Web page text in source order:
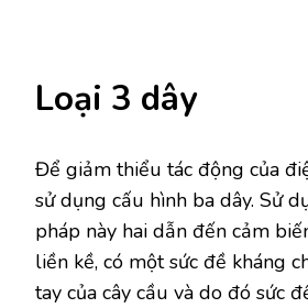
Loại 3 dây
Để giảm thiểu tác động của
sử dụng cấu hình ba dây. Sử
pháp này hai dẫn đến cảm
liền kề, có một sức đề kháng
tay của cây cầu và do đó sức